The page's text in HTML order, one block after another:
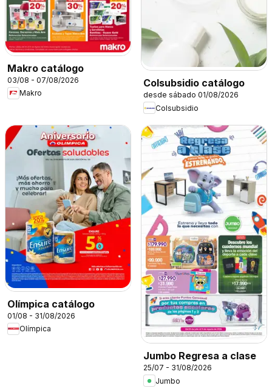
Makro catálogo
03/08 - 07/08/2026
Makro
Colsubsidio catálogo
desde sábado 01/08/2026
Colsubsidio
Olímpica catálogo
01/08 - 31/08/2026
Olímpica
Jumbo Regresa a clase
25/07 - 31/08/2026
Jumbo